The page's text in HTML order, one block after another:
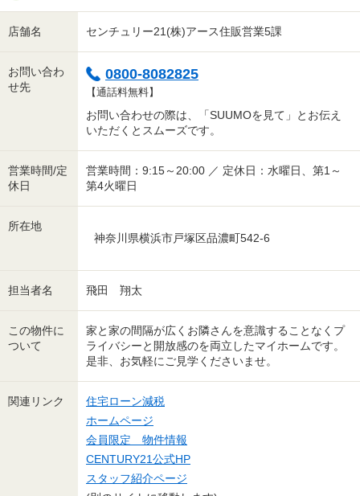
店舗名 センチュリー21(株)アース住販営業5課
お問い合わ
せ先
0800-8082825
【通話料無料】
お問い合わせの際は、「SUUMOを見て」とお伝え
いただくとスムーズです。
営業時間/定
休日
営業時間：9:15～20:00 ／ 定休日：水曜日、第1～
第4火曜日
所在地
神奈川県横浜市戸塚区品濃町542-6
担当者名 飛田 翔太
この物件に
ついて
家と家の間隔が広くお隣さんを意識することなくプ
ライバシーと開放感のを両立したマイホームです。
是非、お気軽にご見学くださいませ。
関連リンク
住宅ローン減税
ホームページ
会員限定 物件情報
CENTURY21公式HP
スタッフ紹介ページ